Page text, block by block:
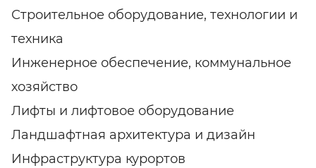
Строительное оборудование, технологии и
техника
Инженерное обеспечение, коммунальное
хозяйство
Лифты и лифтовое оборудование
Ландшафтная архитектура и дизайн
Инфраструктура курортов